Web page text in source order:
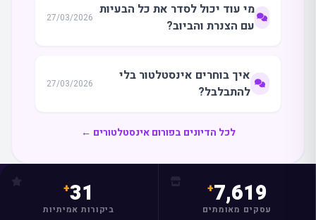
מי עוד יכול לסדר את כל הבעיות
עם הצנרת והביוב?
27/03/2026
איך בוחרים אינסטלטור בלי
להתבלבל?
27/03/2026
לכל הדיונים בפורום אינסטלטורים ←
7,619
עסקים מאומתים
31
ביקורות אמיתיות